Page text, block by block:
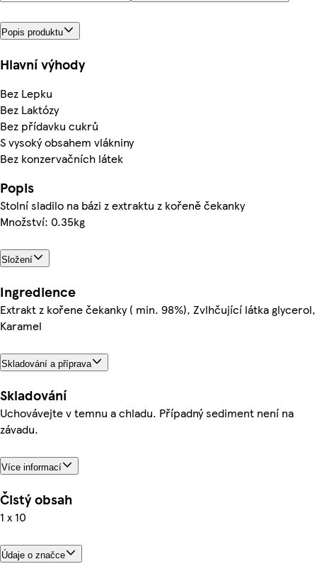
Popis produktu
Hlavní výhody
Bez Lepku
Bez Laktózy
Bez přídavku cukrů
S vysoký obsahem vlákniny
Bez konzervačních látek
Popis
Stolní sladilo na bázi z extraktu z kořeně čekanky
Množství: 0.35kg
Složení
Ingredience
Extrakt z kořene čekanky ( min. 98%), Zvlhčující látka glycerol,
Karamel
Skladování a příprava
Skladování
Uchovávejte v temnu a chladu. Případný sediment není na
závadu.
Více informací
Čistý obsah
1 x 10
Údaje o značce